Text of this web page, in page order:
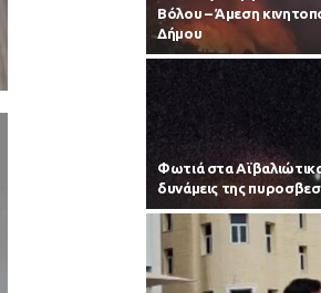
Βόλου – Άμεση
Δήμου
Φωτιά στα
δυνάμεις της